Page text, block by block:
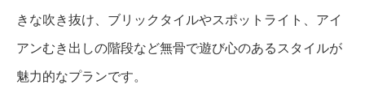
きな吹き抜け、ブリックタイルやスポットライト、アイ
アンむき出しの階段など無骨で遊び心のあるスタイルが
魅力的なプランです。